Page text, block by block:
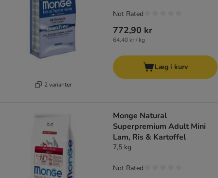
2 varianter
772,90 kr
64,40 kr / kg
Not Rated
Læg i kurv
Monge Natural
Superpremium Adult Mini
Lam, Ris & Kartoffel
7,5 kg
Not Rated